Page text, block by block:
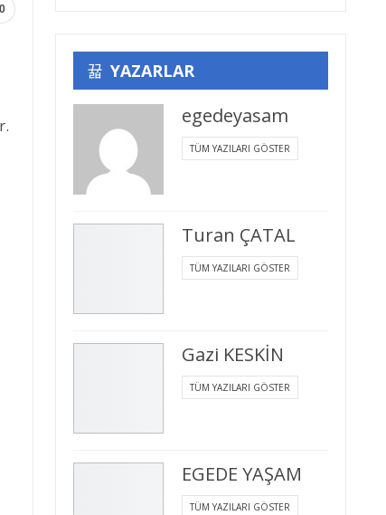
0
YAZARLAR
egedeyasam
TÜM YAZILARI GÖSTER
Turan ÇATAL
TÜM YAZILARI GÖSTER
Gazi KESKİN
TÜM YAZILARI GÖSTER
EGEDE YAŞAM
TÜM YAZILARI GÖSTER